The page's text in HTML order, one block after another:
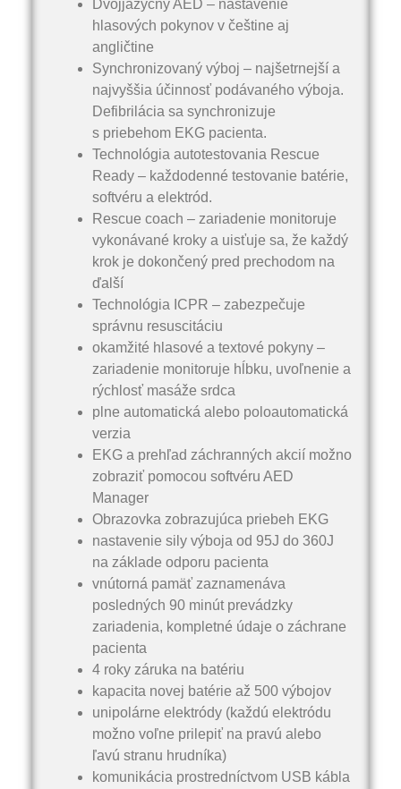
Dvojjazyčný AED – nastavenie
hlasových pokynov v češtine aj
angličtine
Synchronizovaný výboj – najšetrnejší a
najvyššia účinnosť podávaného výboja.
Defibrilácia sa synchronizuje
s priebehom EKG pacienta.
Technológia autotestovania Rescue
Ready – každodenné testovanie batérie,
softvéru a elektród.
Rescue coach – zariadenie monitoruje
vykonávané kroky a uisťuje sa, že každý
krok je dokončený pred prechodom na
ďalší
Technológia ICPR – zabezpečuje
správnu resuscitáciu
okamžité hlasové a textové pokyny –
zariadenie monitoruje hĺbku, uvoľnenie a
rýchlosť masáže srdca
plne automatická alebo poloautomatická
verzia
EKG a prehľad záchranných akcií možno
zobraziť pomocou softvéru AED
Manager
Obrazovka zobrazujúca priebeh EKG
nastavenie sily výboja od 95J do 360J
na základe odporu pacienta
vnútorná pamäť zaznamenáva
posledných 90 minút prevádzky
zariadenia, kompletné údaje o záchrane
pacienta
4 roky záruka na batériu
kapacita novej batérie až 500 výbojov
unipolárne elektródy (každú elektródu
možno voľne prilepiť na pravú alebo
ľavú stranu hrudníka)
komunikácia prostredníctvom USB kábla